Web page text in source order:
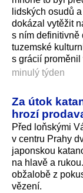
lidských osudů
dokázal vytěžit
s ním definitivně
tuzemské
s grácií
minulý týden
Za útok
hrozí
Před loňskými
v centru Prahy
japonskou
na hlavě a
obžalobě z
vězení.